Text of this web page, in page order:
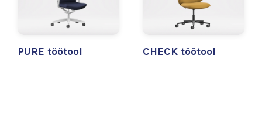
PURE töötool CHECK töötool